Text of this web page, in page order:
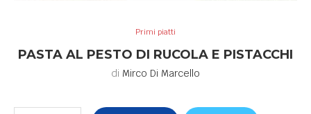
Primi piatti
PASTA AL PESTO DI RUCOLA E PISTACCHI
di Mirco Di Marcello